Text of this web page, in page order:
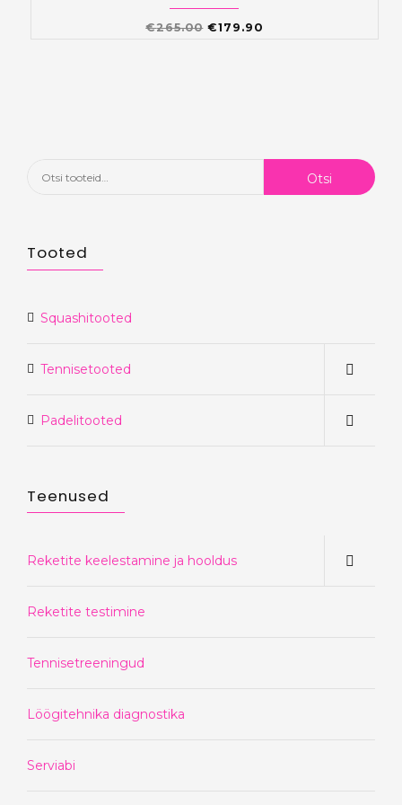
€265.00 Algne
€179.90
Otsi: Otsi
Tooted
Squashitooted
Tennisetooted
Padelitooted
Teenused
Reketite keelestamine ja hooldus
Reketite testimine
Tennisetreeningud
Löögitehnika diagnostika
Serviabi